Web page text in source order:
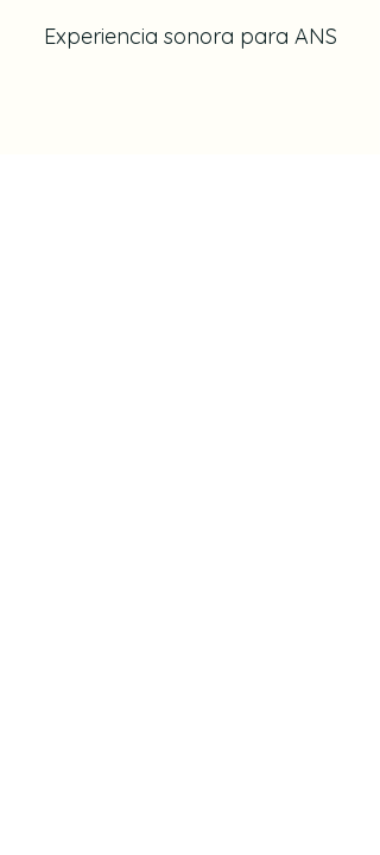
Experiencia sonora para ANS